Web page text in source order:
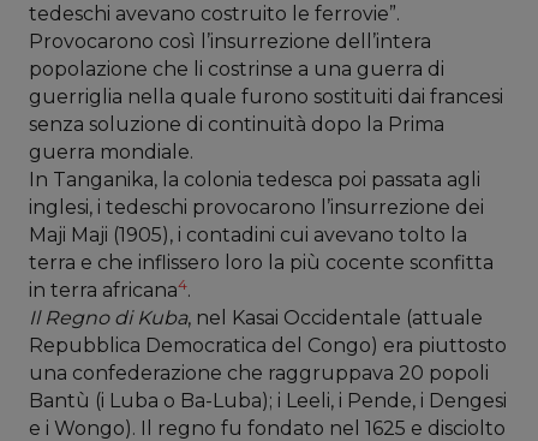
tedeschi avevano costruito le ferrovie”.
Provocarono così l’insurrezione dell’intera
popolazione che li costrinse a una guerra di
guerriglia nella quale furono sostituiti dai francesi
senza soluzione di continuità dopo la Prima
guerra mondiale.
In Tanganika, la colonia tedesca poi passata agli
inglesi, i tedeschi provocarono l’insurrezione dei
Maji Maji (1905), i contadini cui avevano tolto la
terra e che inflissero loro la più cocente sconfitta
in terra africana4.
Il Regno di Kuba, nel Kasai Occidentale (attuale
Repubblica Democratica del Congo) era piuttosto
una confederazione che raggruppava 20 popoli
Bantù (i Luba o Ba-Luba); i Leeli, i Pende, i Dengesi
e i Wongo). Il regno fu fondato nel 1625 e disciolto